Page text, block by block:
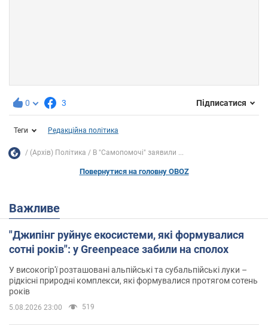
0 3 Підписатися
Теги Редакційна політика
(Архів) Політика В "Самопомочі" заявили ...
Повернутися на головну OBOZ
Важливе
"Джипінг руйнує екосистеми, які формувалися
сотні років": у Greenpeace забили на сполох
У високогір'ї розташовані альпійські та субальпійські луки –
рідкісні природні комплекси, які формувалися протягом сотень
років
5.08.2026 23:00 519